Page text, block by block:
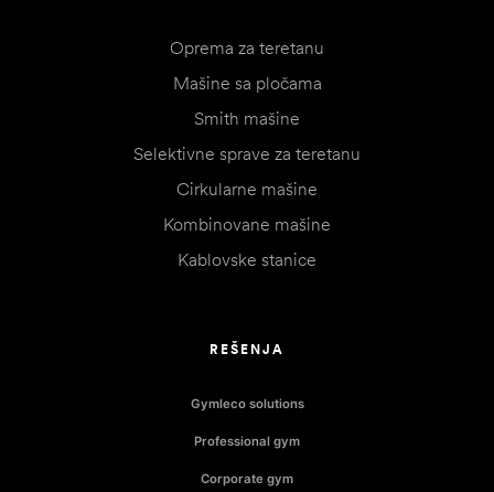
Oprema za teretanu
Mašine sa pločama
Smith mašine
Selektivne sprave za teretanu
Cirkularne mašine
Kombinovane mašine
Kablovske stanice
REŠENJA
Gymleco solutions
Professional gym
Corporate gym